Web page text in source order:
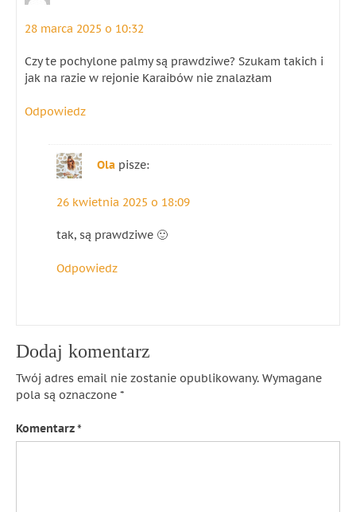
28 marca 2025 o 10:32
Czy te pochylone palmy są prawdziwe? Szukam takich i
jak na razie w rejonie Karaibów nie znalazłam
Odpowiedz
Ola pisze:
26 kwietnia 2025 o 18:09
tak, są prawdziwe 🙂
Odpowiedz
Dodaj komentarz
Twój adres email nie zostanie opublikowany. Wymagane
pola są oznaczone *
Komentarz*